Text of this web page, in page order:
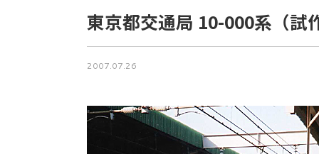
東京都交通局 10-000系（試
2007.07.26